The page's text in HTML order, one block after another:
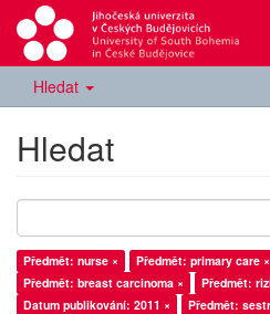
Hledat
Hledat
Předmět: nurse × Předmět: primary care ×
Předmět: breast carcinoma ×
Předmět:
Datum publikování: 2011 ×
Předmět: